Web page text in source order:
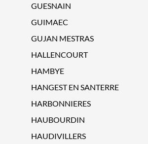
GUESNAIN
GUIMAEC
GUJAN MESTRAS
HALLENCOURT
HAMBYE
HANGEST EN SANTERRE
HARBONNIERES
HAUBOURDIN
HAUDIVILLERS